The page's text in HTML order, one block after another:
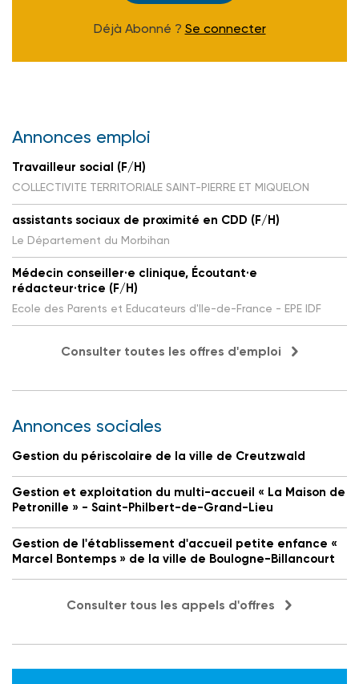
Déjà Abonné ? Se connecter
Annonces emploi
Travailleur social (F/H)
COLLECTIVITE TERRITORIALE SAINT-PIERRE ET MIQUELON
assistants sociaux de proximité en CDD (F/H)
Le Département du Morbihan
Médecin conseiller·e clinique, Écoutant·e
rédacteur·trice (F/H)
Ecole des Parents et Educateurs d'Ile-de-France - EPE IDF
Consulter toutes les offres d'emploi
Annonces sociales
Gestion du périscolaire de la ville de Creutzwald
Gestion et exploitation du multi-accueil « La Maison de
Petronille » - Saint-Philbert-de-Grand-Lieu
Gestion de l'établissement d'accueil petite enfance «
Marcel Bontemps » de la ville de Boulogne-Billancourt
Consulter tous les appels d'offres